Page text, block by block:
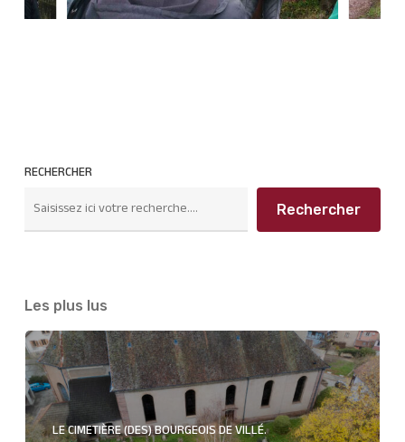
RECHERCHER
Rechercher
Les plus lus
LE CIMETIÈRE (DES) BOURGEOIS DE VILLÉ.